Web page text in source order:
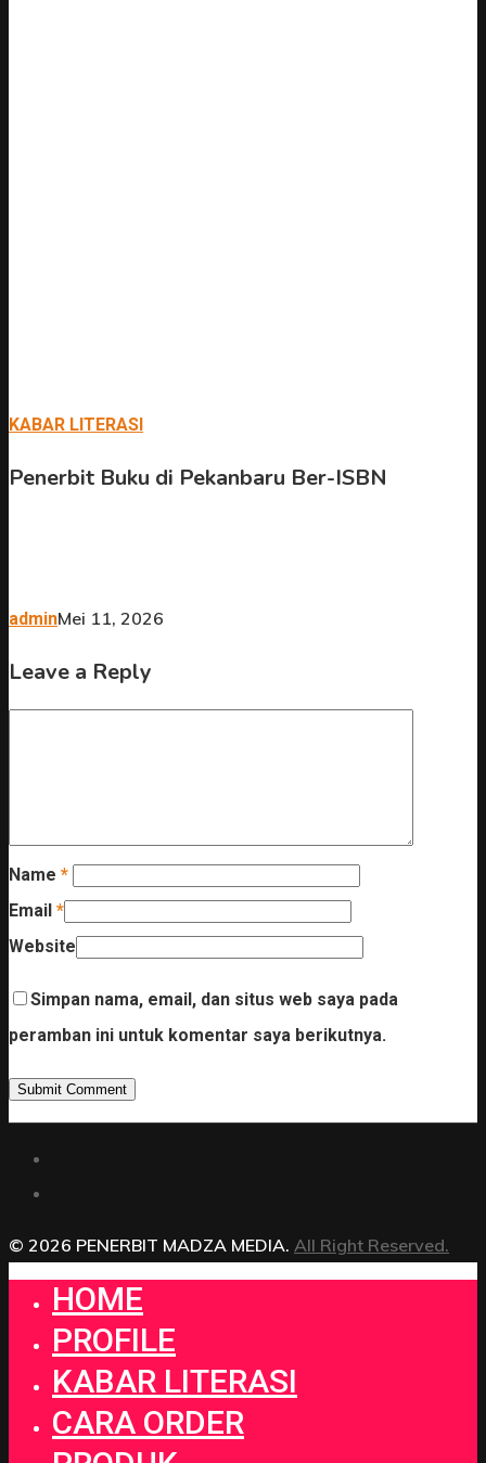
KABAR LITERASI
Penerbit Buku di Pekanbaru Ber-ISBN
adminMei 11, 2026
Leave a Reply
Name *
Email *
Website
Simpan nama, email, dan situs web saya pada
peramban ini untuk komentar saya berikutnya.
© 2026 PENERBIT MADZA MEDIA. All Right Reserved.
HOME
PROFILE
KABAR LITERASI
CARA ORDER